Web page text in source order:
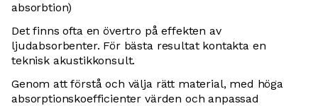
absorbtion)
Det finns ofta en övertro på effekten av
ljudabsorbenter. För bästa resultat kontakta en
teknisk akustikkonsult.
Genom att förstå och välja rätt material, med höga
absorptionskoefficienter värden och anpassad